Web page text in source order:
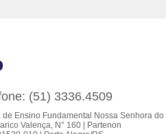
(51) 3336.4509
de Ensino Fundamental Nossa Senhora do
Valença, N° 160 | Partenon